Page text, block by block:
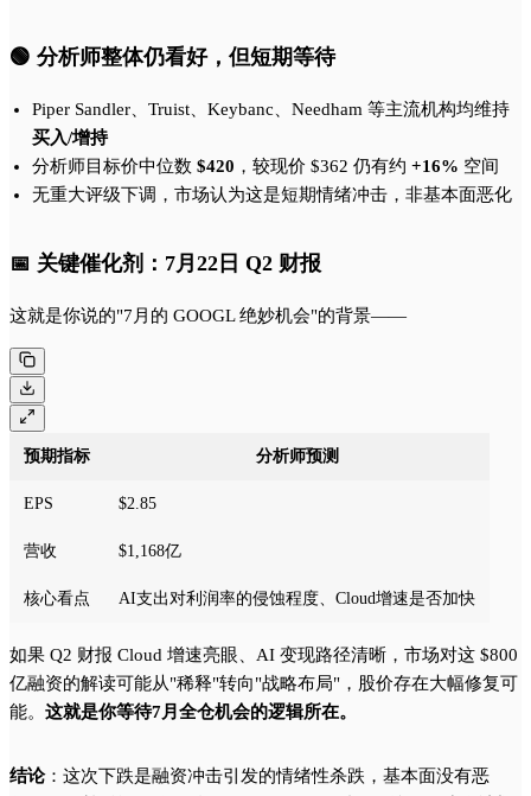
🟢 分析师整体仍看好，但短期等待
Piper Sandler、Truist、Keybanc、Needham 等主流机构均维持
买入/增持
分析师目标价中位数 $420 ，较现价 $362 仍有约 +16% 空间
无重大评级下调，市场认为这是短期情绪冲击，非基本面恶化
📅 关键催化剂：7月22日 Q2 财报
这就是你说的"7月的 GOOGL 绝妙机会"的背景——
预期指标 分析师预测
EPS $2.85
营收 $1,168亿
核心看点 AI支出对利润率的侵蚀程度、Cloud增速是否加快
如果 Q2 财报 Cloud 增速亮眼、AI 变现路径清晰，市场对这 $800
亿融资的解读可能从"稀释"转向"战略布局"，股价存在大幅修复可
能。 这就是你等待7月全仓机会的逻辑所在。
结论：这次下跌是融资冲击引发的情绪性杀跌，基本面没有恶